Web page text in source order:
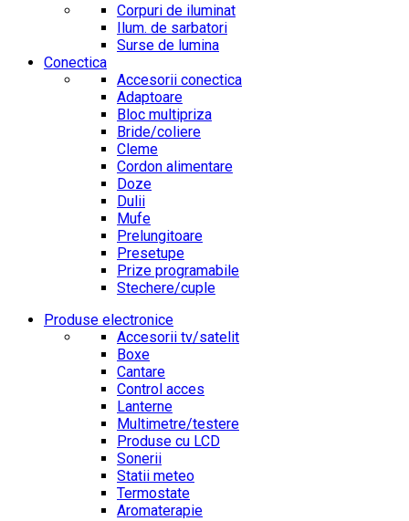
Corpuri de iluminat
Ilum. de sarbatori
Surse de lumina
Conectica
Accesorii conectica
Adaptoare
Bloc multipriza
Bride/coliere
Cleme
Cordon alimentare
Doze
Dulii
Mufe
Prelungitoare
Presetupe
Prize programabile
Stechere/cuple
Produse electronice
Accesorii tv/satelit
Boxe
Cantare
Control acces
Lanterne
Multimetre/testere
Produse cu LCD
Sonerii
Statii meteo
Termostate
Aromaterapie